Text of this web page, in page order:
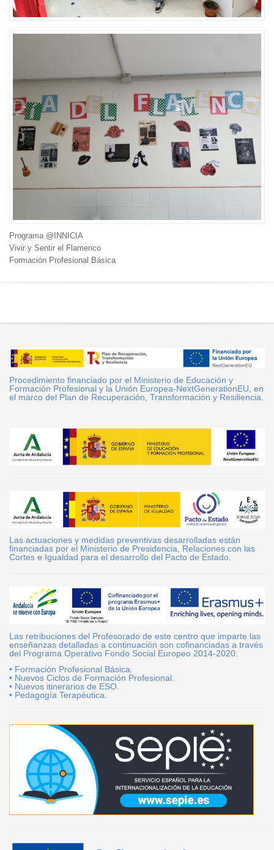
Programa @INNICIA
Vivir y Sentir el Flamenco
Formación Profesional Básica
Procedimiento financiado por el Ministerio de Educación y
Formación Profesional y la Unión Europea-NextGenerationEU, en
el marco del Plan de Recuperación, Transformación y Resiliencia.
Las actuaciones y medidas preventivas desarrolladas están
financiadas por el Ministerio de Presidencia, Relaciones con las
Cortes e Igualdad para el desarrollo del Pacto de Estado.
Las retribuciones del Profesorado de este centro que imparte las
enseñanzas detalladas a continuación son cofinanciadas a través
del Programa Operativo Fondo Social Europeo 2014-2020:
• Formación Profesional Básica.
• Nuevos Ciclos de Formación Profesional.
• Nuevos itinerarios de ESO.
• Pedagogía Terapéutica.